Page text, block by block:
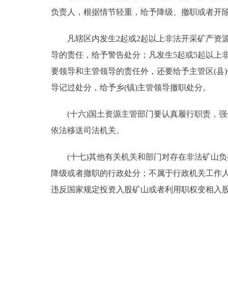
负责人，根据情节轻重，给予降级、撤职或者开
凡辖区内发生2起或2起以上非法开采矿产资源
导的责任，给予警告处分；凡发生5起或5起以上
要领导和主管领导的责任外，还要给予主管区(
导记过处分，给予乡(镇)主管领导撤职处分。
(十六)国土资源主管部门要认真履行职责，强
依法移送司法机关。
(十七)其他有关机关和部门对存在非法矿山负
降级或者撤职的行政处分；不属于行政机关工作
违反国家规定投资入股矿山或者利用职权变相入